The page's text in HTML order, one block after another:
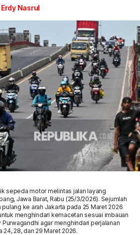
Erdy Nasrul
sepeda motor melintas jalan layang
Jawa Barat, Rabu (25/3/2026). Sejumlah
ke arah Jakarta pada 25 Maret 2026
menghindari kemacetan sesuai imbauan
agar menghindari perjalanan
24, 28, dan 29 Maret 2026.